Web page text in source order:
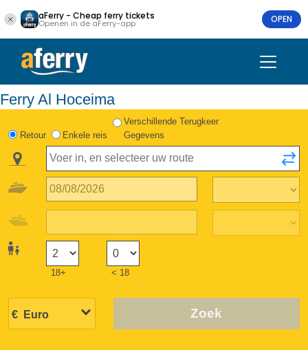
aFerry - Cheap ferry tickets
Openen in de aFerry-app OPEN
Ferry Al Hoceima
Retour Enkele reis
Verschillende Terugkeer
Gegevens
18+ < 18
Zoek